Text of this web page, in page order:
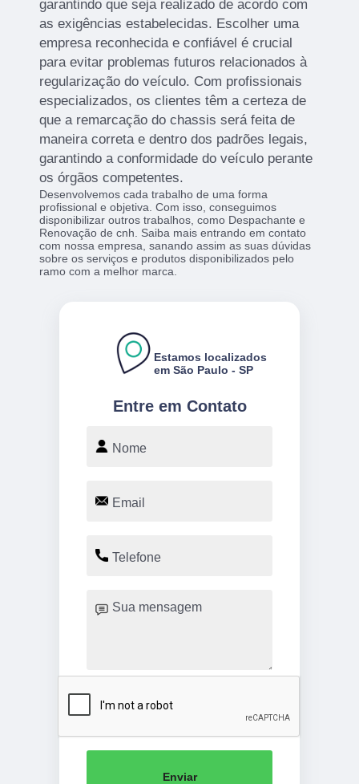
garantindo que seja realizado de acordo com
as exigências estabelecidas. Escolher uma
empresa reconhecida e confiável é crucial
para evitar problemas futuros relacionados à
regularização do veículo. Com profissionais
especializados, os clientes têm a certeza de
que a remarcação do chassis será feita de
maneira correta e dentro dos padrões legais,
garantindo a conformidade do veículo perante
os órgãos competentes.
Desenvolvemos cada trabalho de uma forma
profissional e objetiva. Com isso, conseguimos
disponibilizar outros trabalhos, como Despachante e
Renovação de cnh. Saiba mais entrando em contato
com nossa empresa, sanando assim as suas dúvidas
sobre os serviços e produtos disponibilizados pelo
ramo com a melhor marca.
Entre em Contato
Estamos localizados
em São Paulo - SP
Enviar